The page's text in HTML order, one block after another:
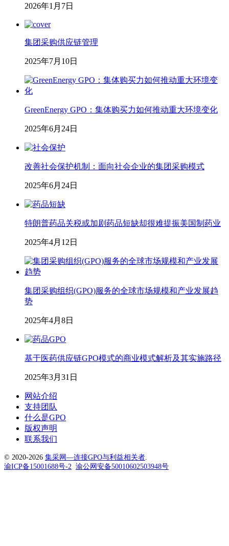
2026年1月7日
集团采购供应链管理
2025年7月10日
GreenEnergy GPO：集体购买力如何推动重大环境变化
2025年6月24日
改善社会保护机制：面向社会企业的集团采购模式
2025年6月24日
特朗普药品关税或加剧药品短缺却很难提振美国制药业
2025年4月12日
集团采购组织(GPO)服务的全球市场规模和产业发展趋
势
2025年4月8日
基于医药供应链GPO模式的商业模式解析及其实施路径
2025年3月31日
网站介绍
支持团队
什么是GPO
版权声明
联系我们
© 2020-2026 集采网—连接GPO与利益相关者.
渝ICP备15001688号-2 渝公网安备50010602503948号